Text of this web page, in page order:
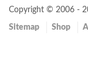
Copyright © 2006 -
Sitemap Shop